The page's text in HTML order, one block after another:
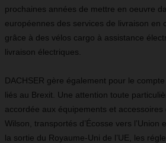
prochaines années de mettre en oeuvre
européennes des services de livraison en
grâce à des vélos cargo à assistance
livraison électriques.
DACHSER gère également pour le
liés au Brexit. Une attention toute
accordée aux équipements et
Wilson, transportés d’Écosse vers l’Union
la sortie du Royaume-Uni de l’UE, les